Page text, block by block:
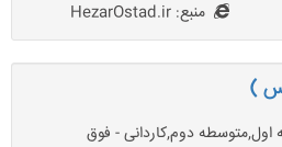
منبع: HezarOstad.ir
)
اول,متوسطه دوم,کاردانی - فوق